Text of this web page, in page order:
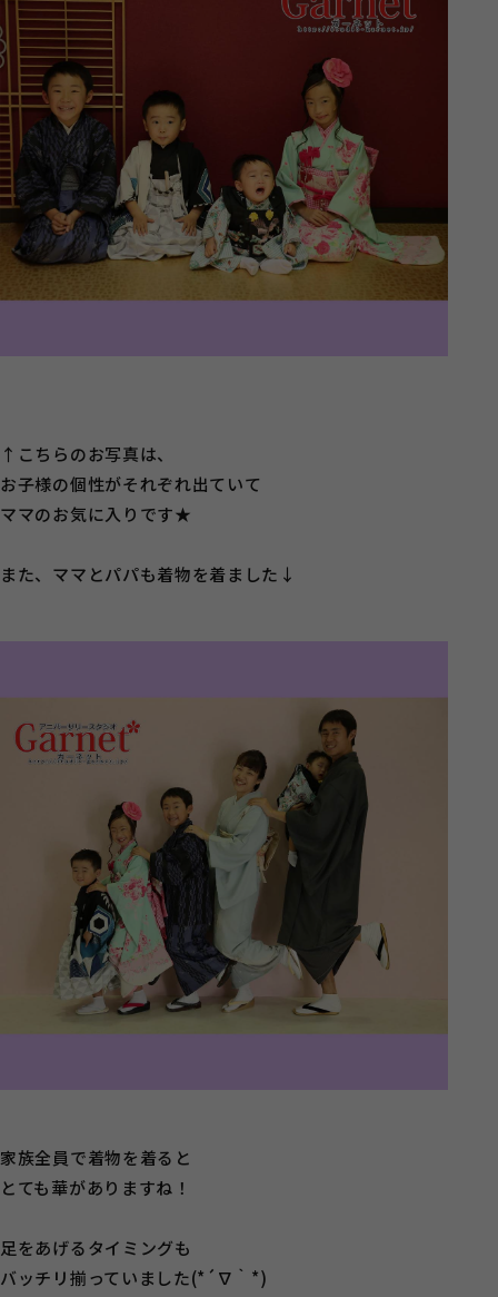
↑こちらのお写真は、
お子様の個性がそれぞれ出ていて
ママのお気に入りです★
また、ママとパパも着物を着ました↓
家族全員で着物を着ると
とても華がありますね！
足をあげるタイミングも
バッチリ揃っていました(*´∇｀*)